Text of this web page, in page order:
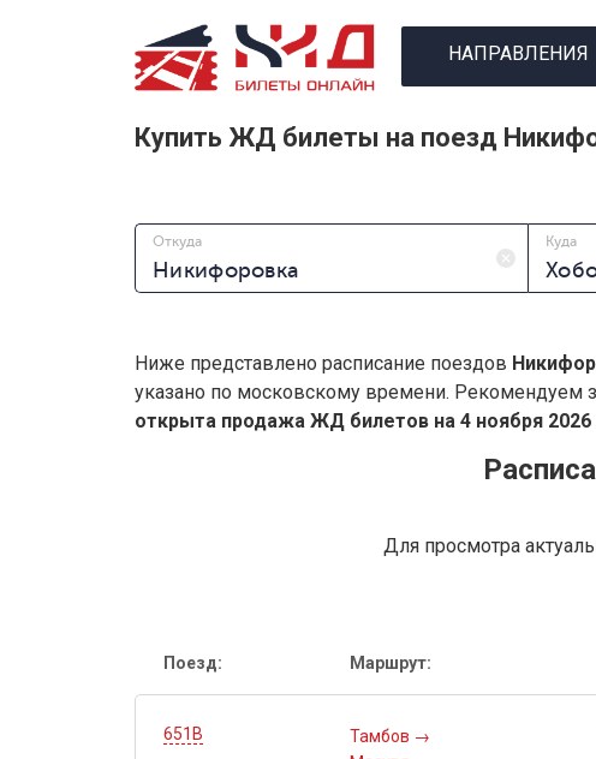
НАПРАВЛЕНИЯ
Купить ЖД билеты на поезд
Откуда Куда
Ниже представлено расписание поездов
указано по московскому времени. Рекомендуем
открыта продажа ЖД билетов на 4 ноября 2026
Для просмотра
Поезд: Маршрут:
651В Тамбов →